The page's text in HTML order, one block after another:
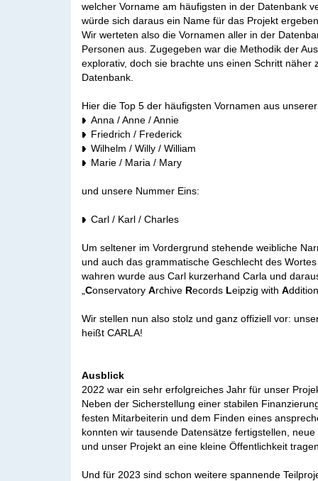
welcher Vorname am häufigsten in der Datenbank
würde sich daraus ein Name für das Projekt
Wir werteten also die Vornamen aller in der
Personen aus. Zugegeben war die Methodik der
explorativ, doch sie brachte uns einen Schritt näher
Datenbank.
Hier die Top 5 der häufigsten Vornamen aus
Anna / Anne / Annie
Friedrich / Frederick
Wilhelm / Willy / William
Marie / Maria / Mary
und unsere Nummer Eins:
Carl / Karl / Charles
Um seltener im Vordergrund stehende weibliche
und auch das grammatische Geschlecht des Wortes
wahren wurde aus Carl kurzerhand Carla und
Conservatory Archive Records Leipzig with A
Wir stellen nun also stolz und ganz offiziell vor:
heißt CARLA!
Ausblick
2022 war ein sehr erfolgreiches Jahr für unser
Neben der Sicherstellung einer stabilen
festen Mitarbeiterin und dem Finden eines
konnten wir tausende Datensätze fertigstellen,
und unser Projekt an eine kleine Öffentlichkeit
Und für 2023 sind schon weitere spannende